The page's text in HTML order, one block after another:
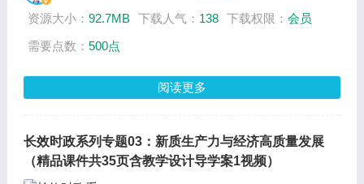
资源大小： 92.7MB 下载人气： 138 下载权限： 会员
需要点数： 500点
阅读更多
长效时政系列专题03：新质生产力与经济高质量发展
（精品课件共35页含教学设计导学案1视频）